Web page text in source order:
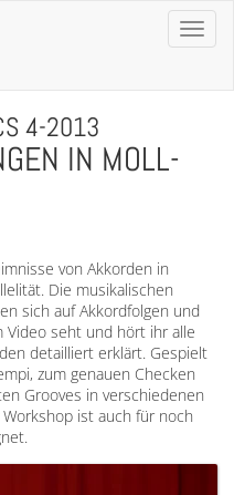
Toggle
4-2013
IN MOLL-
von Akkorden in
Die musikalischen
sich auf Akkordfolgen und
Video seht und hört ihr alle
detailliert erklärt. Gespielt
zum genauen Checken
Grooves in verschiedenen
ist auch für noch